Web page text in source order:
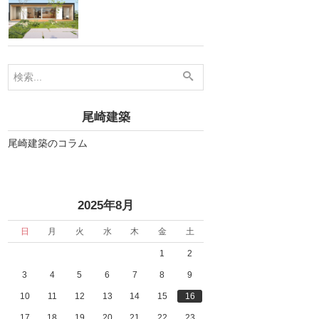
尾崎建築
尾崎建築のコラム
2025年8月
日 月 火 水 木 金 土
1 2
3 4 5 6 7 8 9
10 11 12 13 14 15 16